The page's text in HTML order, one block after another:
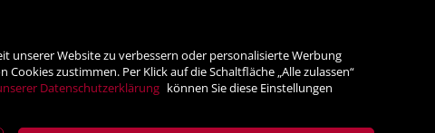
SICHER ONLINE SHOPPEN!
unserer Website zu verbessern oder personalisierte Werbung
zustimmen. Per Klick auf die Schaltfläche „Alle zulassen“
Datenschutzerklärung können Sie diese Einstellungen